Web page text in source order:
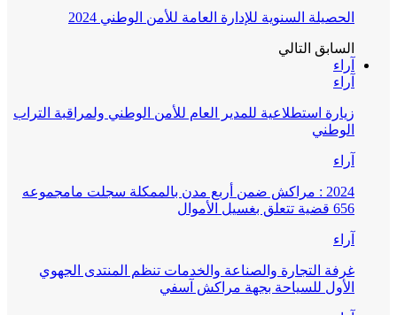
الحصيلة السنوية للإدارة العامة للأمن الوطني 2024
السابق التالي
آراء
آراء
زيارة استطلاعية للمدير العام للأمن الوطني ولمراقبة التراب
الوطني
آراء
2024 : مراكش ضمن أربع مدن بالممكلة سجلت مامجموعه
656 قضية تتعلق بغسيل الأموال
آراء
غرفة التجارة والصناعة والخدمات تنظم المنتدى الجهوي
الأول للسياحة بجهة مراكش آسفي